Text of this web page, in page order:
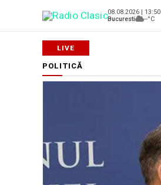
08.08.2026 | 13:50
Bucuresti
--°C
POLITICĂ